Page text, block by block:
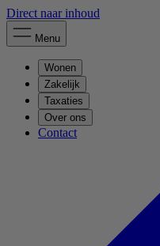
Direct naar inhoud
Menu
Wonen
Zakelijk
Taxaties
Over ons
Contact